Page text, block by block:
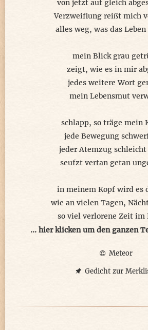
von jetzt auf gleich
Verzweiflung reißt mich
alles weg, was das
mein Blick grau
zeigt, wie es in mir
jedes weitere Wort
mein Lebensmut
schlapp, so träge mein
jede Bewegung
jeder Atemzug schleicht
seufzt vertan getan
in meinem Kopf wird es
wie an vielen Tagen,
so viel verlorene Zeit im
Verzweiflung kettet mich
keine Träne dringt
mich schauderts, weil es
... hier klicken um den ganzen
Meteor
Gedicht zur